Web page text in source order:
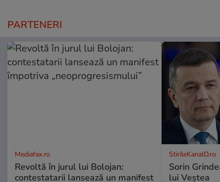
PARTENERI
Mediafax.ro
Revoltă în jurul lui Bolojan:
contestatarii lansează un manifest
StirileKanalD.ro
Sorin
lui Veștea